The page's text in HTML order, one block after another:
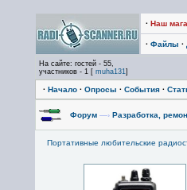
· Наш
· Файлы ·
На сайте: гостей - 55,
участников - 1 [ muha131]
· Начало· Опросы · События·
Форум —› Разработка,
Портативные любительские